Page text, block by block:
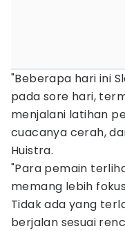
"Beberapa hari ini
pada sore hari,
menjalani latihan
cuacanya cerah,
Huistra.
"Para pemain
memang lebih
Tidak ada yang
berjalan sesuai